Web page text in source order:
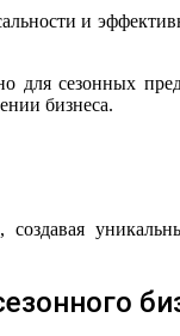
для сезонных
бизнеса.